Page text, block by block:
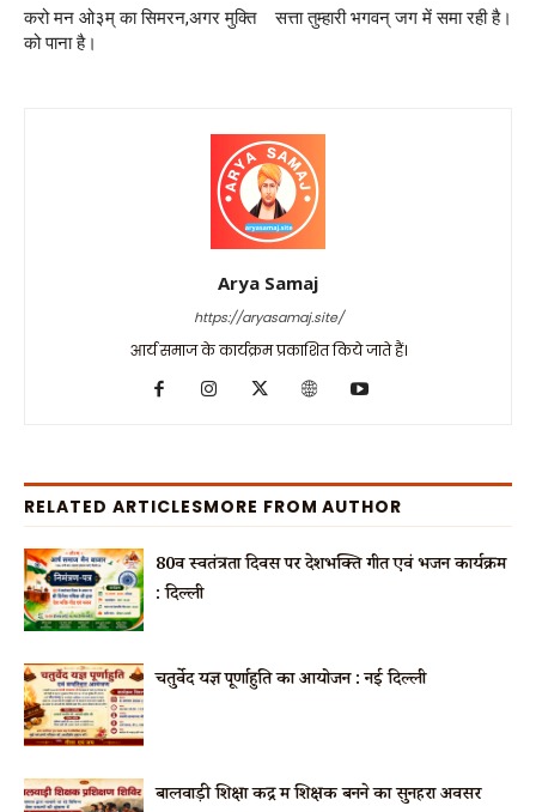
करो मन ओ३म् का सिमरन,अगर मुक्ति
को पाना है।
सत्ता तुम्हारी भगवन् जग में समा रही है।
Arya Samaj
https://aryasamaj.site/
आर्य समाज के कार्यक्रम प्रकाशित किये जाते हैं।
RELATED ARTICLESMORE FROM AUTHOR
80वें स्वतंत्रता दिवस पर देशभक्ति गीत एवं भजन कार्यक्रम
: दिल्ली
चतुर्वेद यज्ञ पूर्णाहुति का आयोजन : नई दिल्ली
बालवाड़ी शिक्षा केंद्र में शिक्षक बनने का सुनहरा अवसर